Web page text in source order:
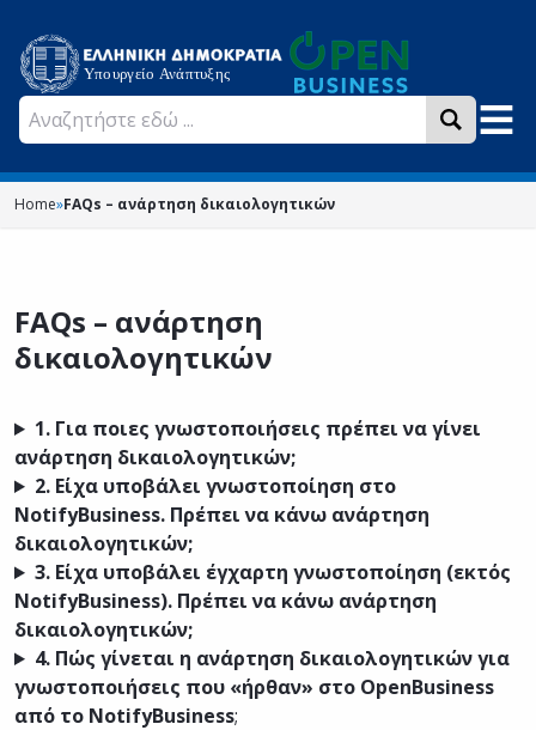
Home»FAQs – ανάρτηση δικαιολογητικών
FAQs – ανάρτηση
δικαιολογητικών
1. Για ποιες γνωστοποιήσεις πρέπει να γίνει
ανάρτηση δικαιολογητικών;
2. Είχα υποβάλει γνωστοποίηση στο
NotifyBusiness. Πρέπει να κάνω ανάρτηση
δικαιολογητικών;
3. Είχα υποβάλει έγχαρτη γνωστοποίηση (εκτός
NotifyBusiness). Πρέπει να κάνω ανάρτηση
δικαιολογητικών;
4.Πώς γίνεται η ανάρτηση δικαιολογητικών για
γνωστοποιήσεις που «ήρθαν» στο OpenBusiness
από το NotifyBusiness;